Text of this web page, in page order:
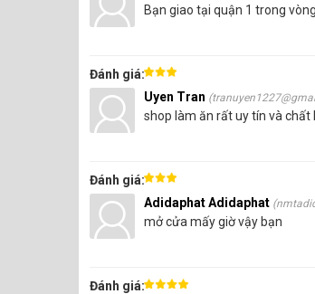
Vì là một sản phẩm tự dính nên
Bạn giao tại quận 1 trong
Đánh giá:
Uyen Tran
shop làm ăn rất uy tín và
Đánh giá:
Adidaphat Adidaphat
mở cửa mấy giờ vậy bạn
Đánh giá: